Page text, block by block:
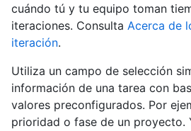
cuándo tú y tu equipo toman
iteraciones. Consulta Acerca de
iteración.
Utiliza un campo de selección
información de una tarea con
valores preconfigurados. Por
prioridad o fase de un proyecto.